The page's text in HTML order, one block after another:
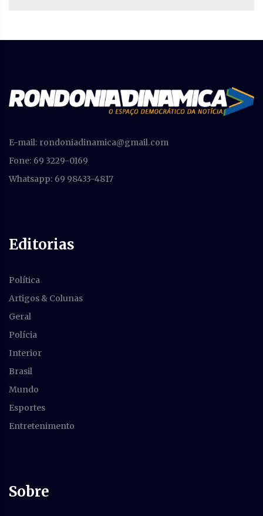
E-mail: rondoniadinamica@gmail.com
Fone: 69 3229-0169
Whatsapp: 69 98433-4817
Editorias
Política
Artigos & Colunas
Geral
Polícia
Interior
Brasil
Mundo
Esportes
Entretenimento
Sobre